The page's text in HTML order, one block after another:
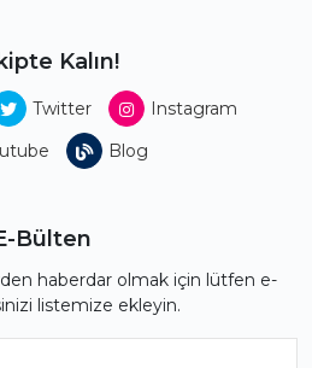
Kalın!
Twitter
Instagram
Blog
Bülten
haberdar olmak için lütfen e-
listemize ekleyin.